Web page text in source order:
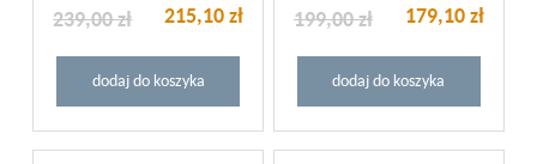
215,10 zł
239,00 zł
dodaj do koszyka
179,10 zł
199,00 zł
dodaj do koszyka